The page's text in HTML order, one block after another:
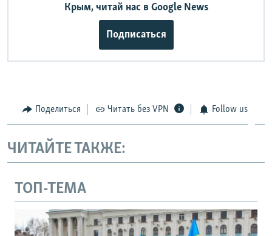
Крым, читай нас в Google News
Подписаться
Поделиться Читать без VPN Follow us
ЧИТАЙТЕ ТАКЖЕ:
ТОП-ТЕМА